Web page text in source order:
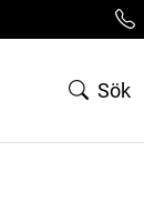
Sök